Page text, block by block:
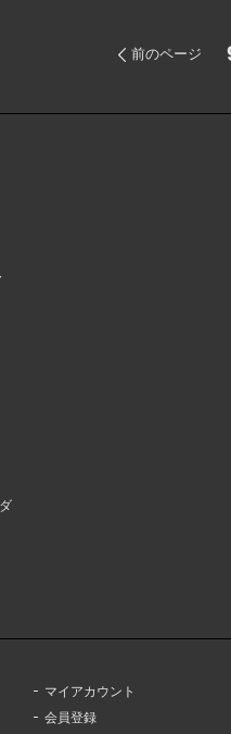
前のページ
マイアカウント
会員登録